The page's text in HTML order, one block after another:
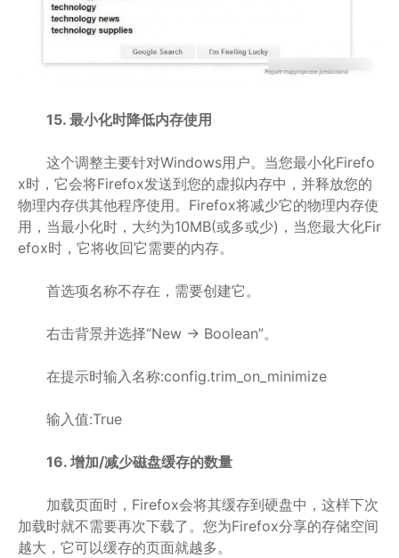
15. 最小化时降低内存使用
这个调整主要针对Windows用户。当您最小化Firefo
x时，它会将Firefox发送到您的虚拟内存中，并释放您的
物理内存供其他程序使用。Firefox将减少它的物理内存使
用，当最小化时，大约为10MB(或多或少)，当您最大化Fir
efox时，它将收回它需要的内存。
首选项名称不存在，需要创建它。
右击背景并选择“New -> Boolean”。
在提示时输入名称:config.trim_on_minimize
输入值:True
16. 增加/减少磁盘缓存的数量
加载页面时，Firefox会将其缓存到硬盘中，这样下次
加载时就不需要再次下载了。您为Firefox分享的存储空间
越大，它可以缓存的页面就越多。